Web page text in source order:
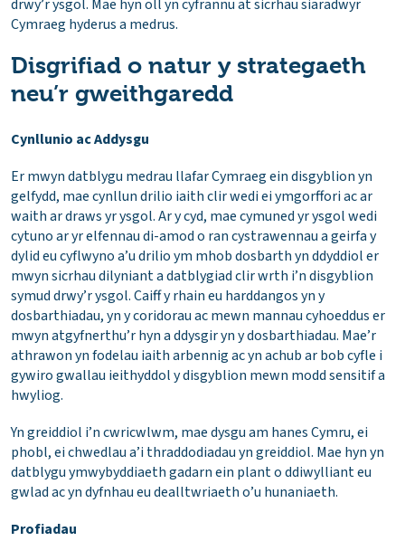
drwy’r ysgol. Mae hyn oll yn cyfrannu at sicrhau siaradwyr
Cymraeg hyderus a medrus.
Disgrifiad o natur y strategaeth
neu’r gweithgaredd
Cynllunio ac Addysgu
Er mwyn datblygu medrau llafar Cymraeg ein disgyblion yn
gelfydd, mae cynllun drilio iaith clir wedi ei ymgorffori ac ar
waith ar draws yr ysgol. Ar y cyd, mae cymuned yr ysgol wedi
cytuno ar yr elfennau di-amod o ran cystrawennau a geirfa y
dylid eu cyflwyno a’u drilio ym mhob dosbarth yn ddyddiol er
mwyn sicrhau dilyniant a datblygiad clir wrth i’n disgyblion
symud drwy’r ysgol. Caiff y rhain eu harddangos yn y
dosbarthiadau, yn y coridorau ac mewn mannau cyhoeddus er
mwyn atgyfnerthu’r hyn a ddysgir yn y dosbarthiadau. Mae’r
athrawon yn fodelau iaith arbennig ac yn achub ar bob cyfle i
gywiro gwallau ieithyddol y disgyblion mewn modd sensitif a
hwyliog.
Yn greiddiol i’n cwricwlwm, mae dysgu am hanes Cymru, ei
phobl, ei chwedlau a’i thraddodiadau yn greiddiol. Mae hyn yn
datblygu ymwybyddiaeth gadarn ein plant o ddiwylliant eu
gwlad ac yn dyfnhau eu dealltwriaeth o’u hunaniaeth.
Profiadau